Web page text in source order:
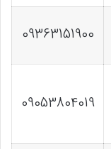
09363151900
09053804019